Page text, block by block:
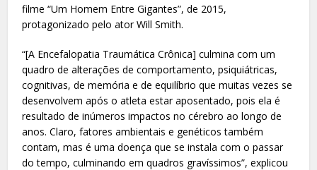
filme “Um Homem Entre Gigantes”, de 2015,
protagonizado pelo ator Will Smith.
“[A Encefalopatia Traumática Crônica] culmina com um
quadro de alterações de comportamento, psiquiátricas,
cognitivas, de memória e de equilíbrio que muitas vezes se
desenvolvem após o atleta estar aposentado, pois ela é
resultado de inúmeros impactos no cérebro ao longo de
anos. Claro, fatores ambientais e genéticos também
contam, mas é uma doença que se instala com o passar
do tempo, culminando em quadros gravíssimos”, explicou